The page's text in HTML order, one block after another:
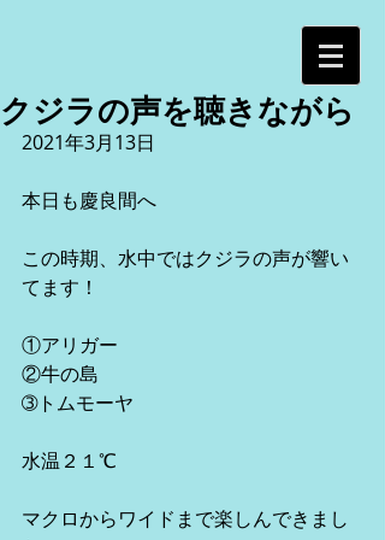
クジラの声を聴きながら
2021年3月13日
本日も慶良間へ
この時期、水中ではクジラの声が響い
てます！
①アリガー
②牛の島
➂トムモーヤ
水温２１℃
マクロからワイドまで楽しんできまし